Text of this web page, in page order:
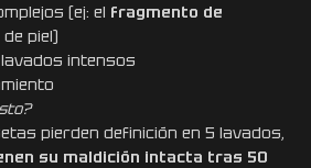
(ej: el fragmento de
piel)
intensos
pierden definición en 5 lavados,
su maldición intacta tras 50